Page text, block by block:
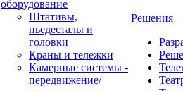
оборудование
Штативы,
пьедесталы и
головки
Краны и тележки
Камерные системы -
передвижение/
Решения